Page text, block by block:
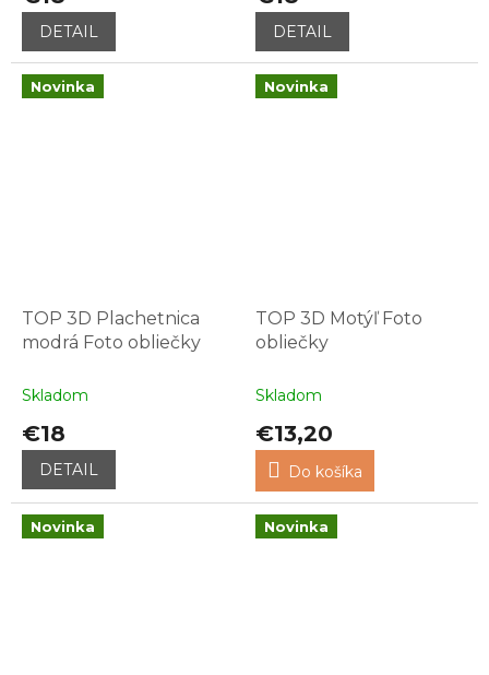
DETAIL DETAIL
Novinka
TOP 3D Plachetnica
modrá Foto obliečky
Skladom
€18
DETAIL
Novinka
TOP 3D Motýľ Foto
obliečky
Skladom
€13,20
Do košíka
Novinka Novinka